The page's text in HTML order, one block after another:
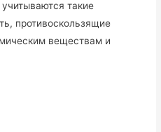
учитываются такие
противоскользящие
веществам и